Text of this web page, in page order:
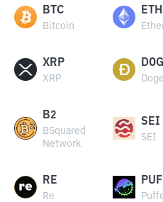
BTC
Bitcoin
ETH
XRP
XRP
B2
BSquared
Network
SEI
SEI
RE
Re